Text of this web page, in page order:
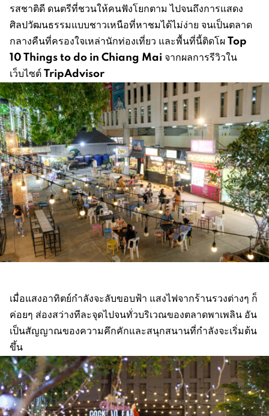
รสชาติดี ดนตรีที่ชวนให้คนฟังโยกตาม ไปจนถึงการแสดง
ศิลปวัฒนธรรมแบบชาวเหนือที่หาชมได้ไม่ง่าย จนเป็นตลาด
กลางคืนที่ครองใจเหล่านักท่องเที่ยว และพื้นที่นี้ติดโผTop
10 Things to do in Chiang Mai จากผลการรีวิวใน
เว็บไซต์TripAdvisor
เมื่อแสงอาทิตย์กำลังจะลับขอบฟ้า แสงไฟจากร้านรวงต่างๆ ก็
ค่อยๆ ส่องสว่างทีละจุดไปจนทั่วบริเวณของตลาดพาเพลิน อัน
เป็นสัญญาณของความคึกคักและสนุกสนานที่กำลังจะเริ่มต้น
ขึ้น